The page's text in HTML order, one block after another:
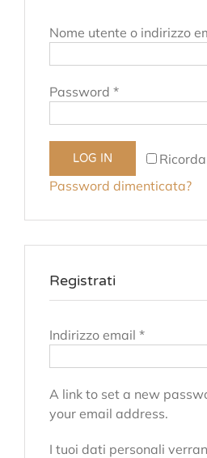
Nome utente o indirizzo
Password *
LOG IN
Password dimenticata?
Registrati
Indirizzo email *
A link to set a new
your email address.
I tuoi dati personali